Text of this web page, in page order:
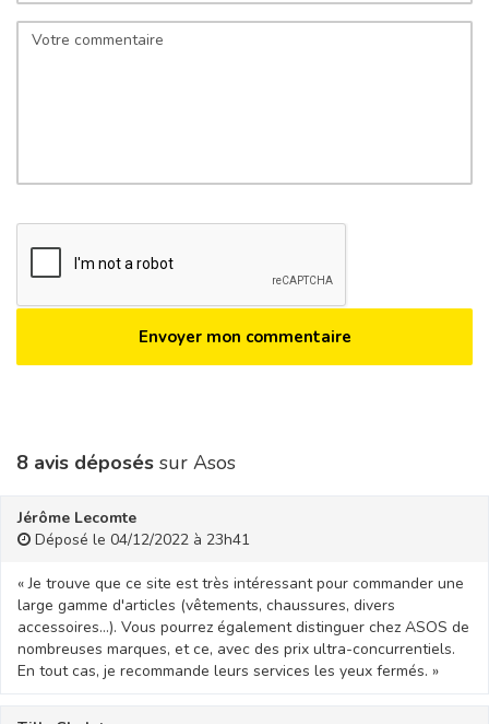
8 avis déposés sur Asos
Jérôme Lecomte
Déposé le 04/12/2022 à 23h41
« Je trouve que ce site est très intéressant pour commander une
large gamme d'articles (vêtements, chaussures, divers
accessoires…). Vous pourrez également distinguer chez ASOS de
nombreuses marques, et ce, avec des prix ultra-concurrentiels.
En tout cas, je recommande leurs services les yeux fermés. »